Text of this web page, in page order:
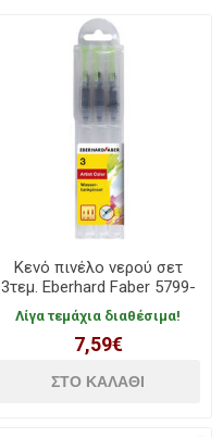
Κενό πινέλο νερού σετ
3τεμ. Eberhard Faber 5799-
25
Λίγα τεμάχια διαθέσιμα!
7,59€